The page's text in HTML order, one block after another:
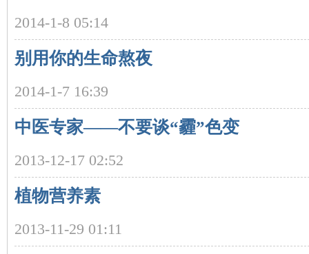
2014-1-8 05:14
别用你的生命熬夜
2014-1-7 16:39
中医专家——不要谈“霾”色变
2013-12-17 02:52
植物营养素
2013-11-29 01:11